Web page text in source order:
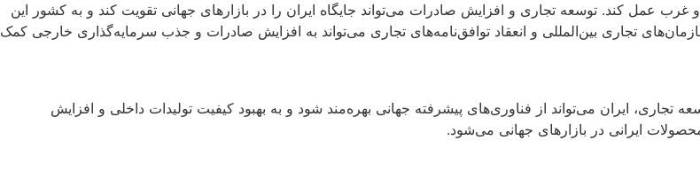
عمل کند. توسعه تجاری و افزایش صادرات می‌تواند جایگاه ایران را در بازارهای جهانی تقویت کند و به کشور این
تجاری بین‌المللی و انعقاد توافق‌نامه‌های تجاری می‌تواند به افزایش صادرات و جذب سرمایه‌گذاری خارجی کمک
ایران می‌تواند از فناوری‌های پیشرفته جهانی بهره‌مند شود و به بهبود کیفیت تولیدات داخلی و افزایش
ایرانی در بازارهای جهانی می‌شود.